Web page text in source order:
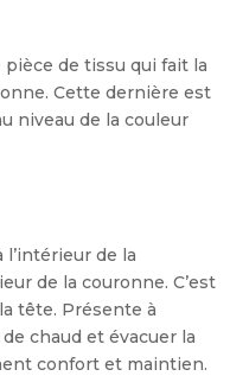
de tissu qui fait la
Cette dernière est
niveau de la couleur
de la
de la couronne. C’est
tête. Présente à
chaud et évacuer la
confort et maintien.